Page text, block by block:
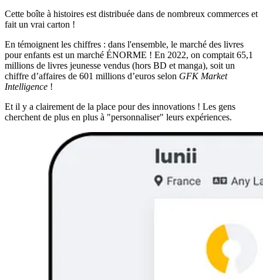
Cette boîte à histoires est distribuée dans de nombreux commerces et
fait un vrai carton !
En témoignent les chiffres : dans l'ensemble, le marché des livres
pour enfants est un marché ÉNORME ! En 2022, on comptait 65,1
millions de livres jeunesse vendus (hors BD et manga), soit un
chiffre d’affaires de 601 millions d’euros selon GFK Market
Intelligence !
Et il y a clairement de la place pour des innovations ! Les gens
cherchent de plus en plus à "personnaliser" leurs expériences.